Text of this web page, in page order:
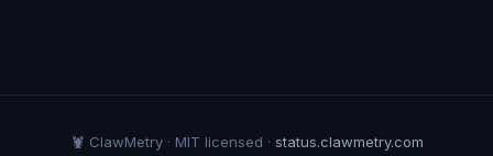
🦞 ClawMetry · MIT licensed · status.clawmetry.com